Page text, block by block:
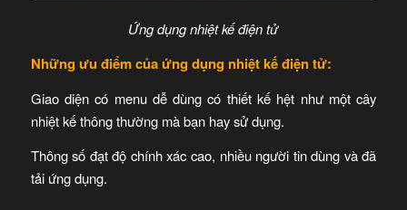
Ứng dụng nhiệt kế điện tử
Những ưu điểm của ứng dụng nhiệt kế điện tử:
Giao diện có menu dễ dùng có thiết kế hệt như một cây
nhiệt kế thông thường mà bạn hay sử dụng.
Thông số đạt độ chính xác cao, nhiều người tin dùng và đã
tải ứng dụng.